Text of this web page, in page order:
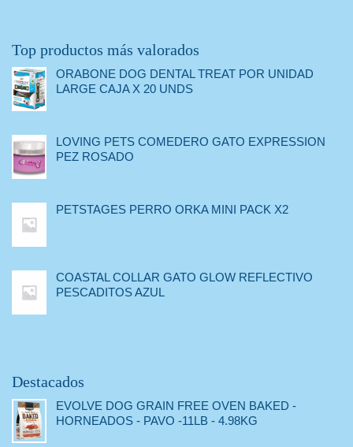
Top productos más valorados
ORABONE DOG DENTAL TREAT POR UNIDAD
LARGE CAJA X 20 UNDS
LOVING PETS COMEDERO GATO EXPRESSION
PEZ ROSADO
PETSTAGES PERRO ORKA MINI PACK X2
COASTAL COLLAR GATO GLOW REFLECTIVO
PESCADITOS AZUL
Destacados
EVOLVE DOG GRAIN FREE OVEN BAKED -
HORNEADOS - PAVO -11LB - 4.98KG